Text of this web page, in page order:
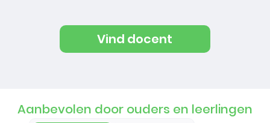
Vind docent
Aanbevolen door ouders en leerlingen